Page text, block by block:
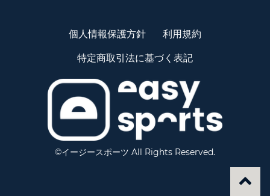
個人情報保護方針
利用規約
特定商取引法に基づく表記
©イージースポーツ All Rights Reserved.